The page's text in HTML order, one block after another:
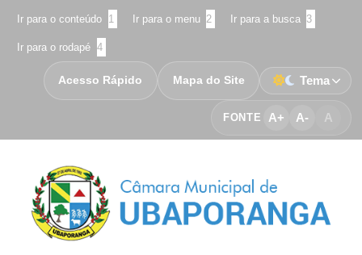
Ir para o conteúdo 1 Ir para o menu 2 Ir para a busca 3
Ir para o rodapé 4
FONTE A+ A- A
Acesso Rápido Mapa do Site Tema